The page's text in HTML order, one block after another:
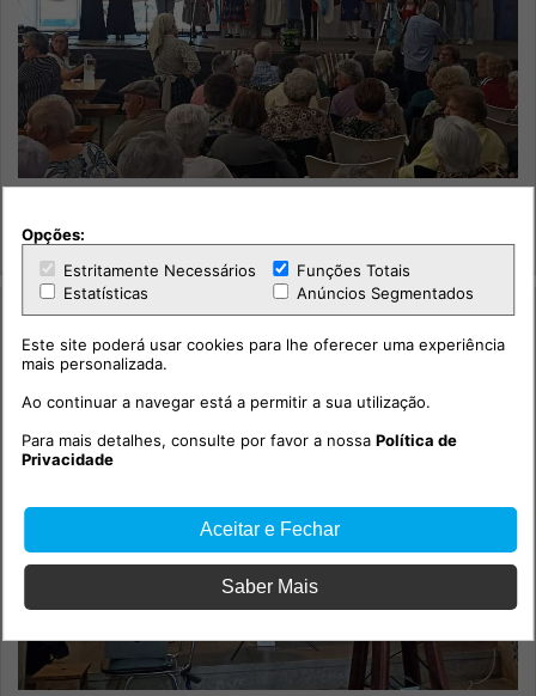
Cultura
Opções:
Estritamente Necessários
Funções Totais
Estatísticas
Anúncios Segmentados
Este site poderá usar cookies para lhe oferecer uma experiência
mais personalizada.
Ao continuar a navegar está a permitir a sua utilização.
Para mais detalhes, consulte por favor a nossaPolítica de
Privacidade
Aceitar e Fechar
Saber Mais